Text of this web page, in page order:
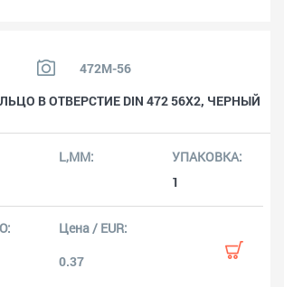
472M-56
В ОТВЕРСТИЕ DIN 472 56X2, ЧЕРНЫЙ
1
0.37